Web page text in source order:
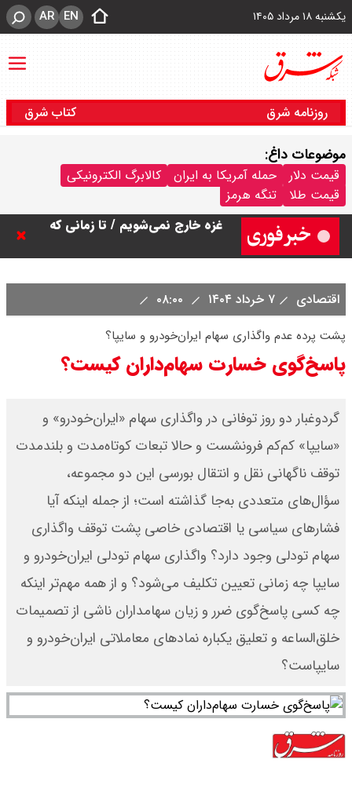
یکشنبه ۱۸ مرداد ۱۴۰۵ EN
AR
روزنامه شرق کتاب شرق
موضوعات داغ:
قیمت دلار حمله آمریکا به ایران
کالابرگ الکترونیکی
قیمت طلا
تنگه هرمز
نتانیاهو: تا زمان خلع سلاح حماس از
غزه خارج نمی‌شویم / تا زمانی که
نخست‌وزیر باشم، کشور فلسطین
ورزشگاه آزادی به نیم فصل اول لیگ
برتر می رسد ؟
سنتی جمهوری‌خواهان را از دست می
دهد؟
بنزین برای دولت چقدر تمام می شود؟
یک ادعا: برخی مالکان اجاره بها را ۶۰
درصد افزایش می دهند
اقتصادی ۷ خرداد ۱۴۰۴
پشت‌ پرده عدم واگذاری سهام ایران‌خودرو و سایپا؟
پاسخ‌گوی خسارت سهام‌داران کیست؟
گردوغبار دو روز توفانی در واگذاری سهام «ایران‌خودرو» و
«سایپا» کم‌کم فرونشست و حالا تبعات کوتاه‌مدت و بلندمدت
توقف ناگهانی نقل‌ و انتقال بورسی این دو مجموعه،
سؤال‌های متعددی به‌جا گذاشته است؛ از جمله اینکه آیا
فشارهای سیاسی یا اقتصادی خاصی پشت توقف واگذاری
سهام تودلی وجود دارد؟ واگذاری سهام تودلی ایران‌خودرو و
سایپا چه زمانی تعیین تکلیف می‌شود؟ و از همه مهم‌تر اینکه
چه کسی پاسخ‌گوی ضرر و زیان سهامداران ناشی از تصمیمات
خلق‌الساعه و تعلیق یکباره نمادهای معاملاتی ایران‌خودرو و
سایپاست؟